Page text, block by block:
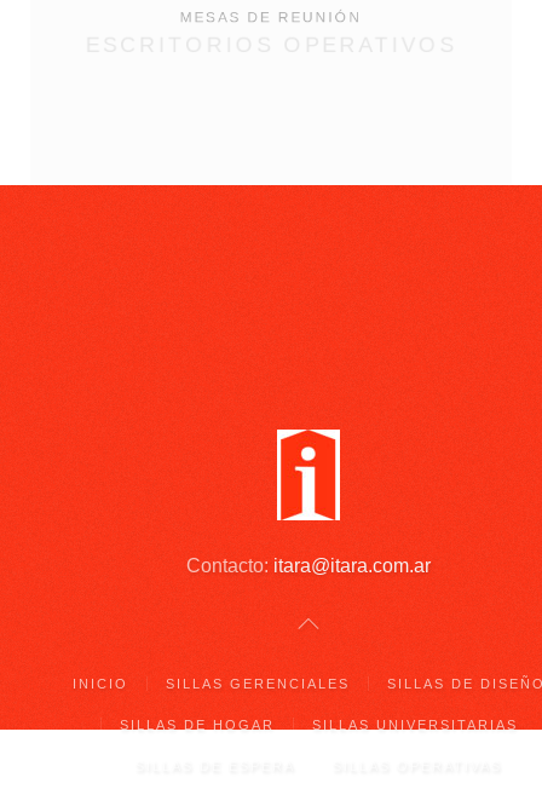
MESAS DE REUNIÓN
Contacto: itara@itara.com.ar
INICIO SILLAS GERENCIALES SILLAS DE
SILLAS DE HOGAR SILLAS UNIVERSITARIAS